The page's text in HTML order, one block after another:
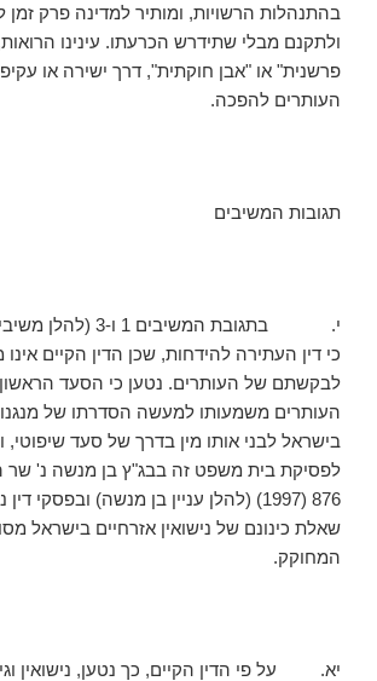
בהתנהלות הרשויות, ומותיר למדינה פרק זמן
ולתקנם מבלי שתידרש הכרעתו. עינינו הרואות,
פרשנית" או "אבן חוקתית", דרך ישירה או
העותרים להפכה.
תגובות המשיבים
י. בתגובת המשיבים 1
כי דין העתירה להידחות, שכן הדין הקיים
לבקשתם של העותרים. נטען כי הסעד
העותרים משמעותו למעשה הסדרתו של מנגנון
בישראל לבני אותו מין בדרך של סעד שיפוטי,
876 (1997) (להלן עניין בן מנשה) ובפסקי
שאלת כינונם של נישואין אזרחיים בישראל
המחוקק.
יא. על פי הדין הקיים, כך נטען, נישואין